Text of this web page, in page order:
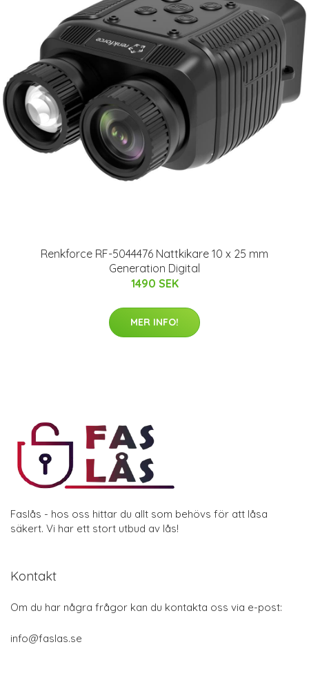
Renkforce RF-5044476 Nattkikare 10 x 25 mm
Generation Digital
1490 SEK
MER INFO!
Faslås - hos oss hittar du allt som behövs för att låsa
säkert. Vi har ett stort utbud av lås!
Kontakt
Om du har några frågor kan du kontakta oss via e-post:
info@faslas.se